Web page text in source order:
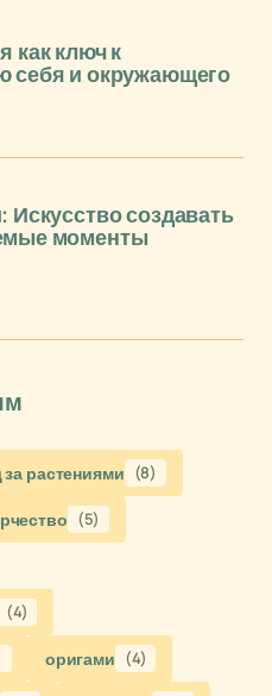
как ключ к
себя и окружающего
Искусство создавать
моменты
за растениями (8)
(5)
(4)
оригами (4)